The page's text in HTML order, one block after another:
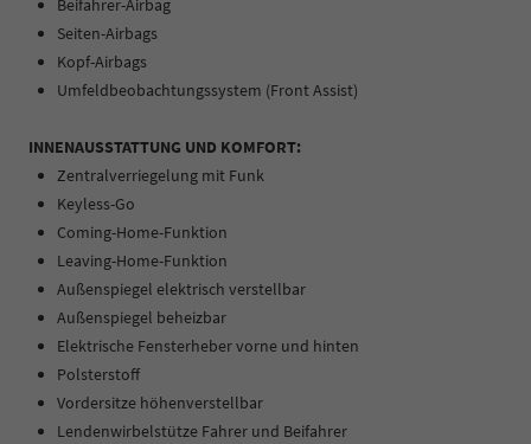
Beifahrer-Airbag
Seiten-Airbags
Kopf-Airbags
Umfeldbeobachtungssystem (Front Assist)
INNENAUSSTATTUNG UND KOMFORT:
Zentralverriegelung mit Funk
Keyless-Go
Coming-Home-Funktion
Leaving-Home-Funktion
Außenspiegel elektrisch verstellbar
Außenspiegel beheizbar
Elektrische Fensterheber vorne und hinten
Polsterstoff
Vordersitze höhenverstellbar
Lendenwirbelstütze Fahrer und Beifahrer